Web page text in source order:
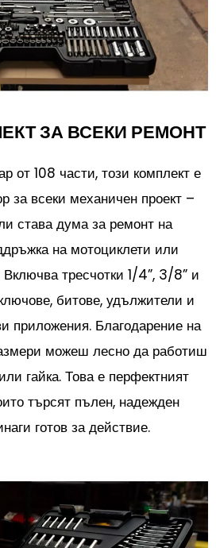
ЗА ВСЕКИ РЕМОНТ
от 108 части, този комплект е
за всеки механичен проект –
става дума за ремонт на
на мотоциклети или
тресчотки 1/4”, 3/8” и
битове, удължители и
приложения. Благодарение на
можеш лесно да работиш
гайка. Това е перфектният
търсят пълен, надежден
готов за действие.